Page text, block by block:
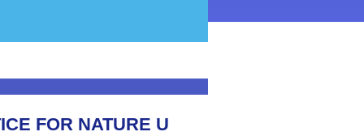
FOR NATURE U